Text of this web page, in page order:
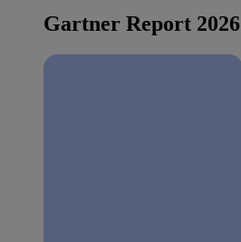
Gartner Report 2026